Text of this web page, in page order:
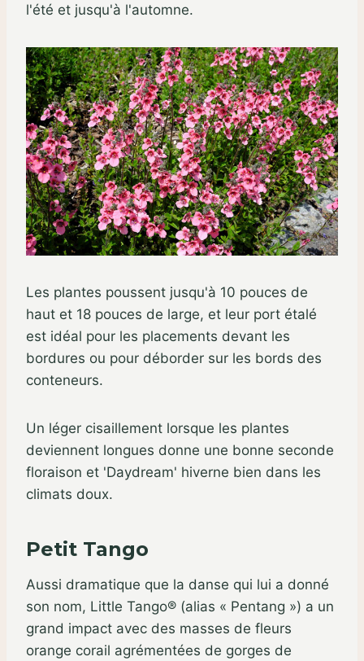
l'été et jusqu'à l'automne.
Les plantes poussent jusqu'à 10 pouces de
haut et 18 pouces de large, et leur port étalé
est idéal pour les placements devant les
bordures ou pour déborder sur les bords des
conteneurs.
Un léger cisaillement lorsque les plantes
deviennent longues donne une bonne seconde
floraison et 'Daydream' hiverne bien dans les
climats doux.
Petit Tango
Aussi dramatique que la danse qui lui a donné
son nom, Little Tango® (alias « Pentang ») a un
grand impact avec des masses de fleurs
orange corail agrémentées de gorges de